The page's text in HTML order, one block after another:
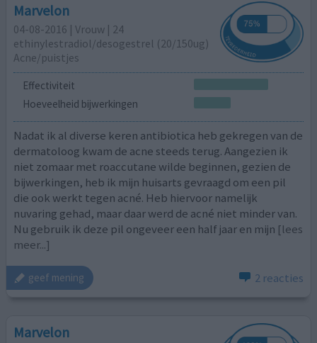
Marvelon
04-08-2016 | Vrouw | 24
ethinylestradiol/desogestrel (20/150ug)
Acne/puistjes
Effectiviteit
Hoeveelheid bijwerkingen
Nadat ik al diverse keren antibiotica heb gekregen van de
dermatoloog kwam de acne steeds terug. Aangezien ik
niet zomaar met roaccutane wilde beginnen, gezien de
bijwerkingen, heb ik mijn huisarts gevraagd om een pil
die ook werkt tegen acné. Heb hiervoor namelijk
nuvaring gehad, maar daar werd de acné niet minder van.
Nu gebruik ik deze pil ongeveer een half jaar en mijn [lees
meer...]
geef mening 2 reacties
Marvelon